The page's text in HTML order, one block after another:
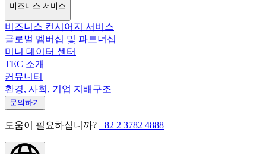
비즈니스 서비스
비즈니스 컨시어지 서비스
글로벌 멤버십 및 파트너십
미니 데이터 센터
TEC 소개
커뮤니티
환경, 사회, 기업 지배구조
문의하기
도움이 필요하십니까? +82 2 3782 4888